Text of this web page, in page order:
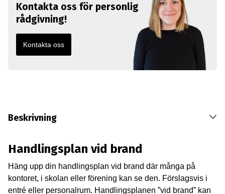
Kontakta oss för personlig
rådgivning!
Kontakta oss
Beskrivning
Handlingsplan vid brand
Häng upp din handlingsplan vid brand där många på
kontoret, i skolan eller förening kan se den. Förslagsvis i
entré eller personalrum. Handlingsplanen ”vid brand” kan